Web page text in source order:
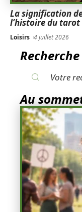
La signification
l’histoire du tarot
Loisirs 4 juillet 2026
Recherche
Au